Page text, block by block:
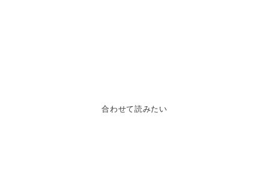
合わせて読みたい